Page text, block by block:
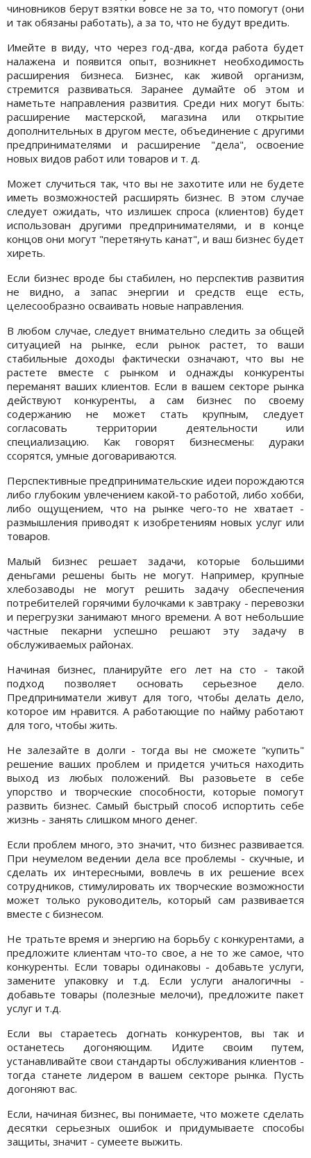
чиновников берут взятки вовсе не за то, что помогут (они
и так обязаны работать), а за то, что не будут вредить.
Имейте в виду, что через год-два, когда работа будет
налажена и появится опыт, возникнет необходимость
расширения бизнеса. Бизнес, как живой организм,
стремится развиваться. Заранее думайте об этом и
наметьте направления развития. Среди них могут быть:
расширение мастерской, магазина или открытие
дополнительных в другом месте, объединение с другими
предпринимателями и расширение "дела", освоение
новых видов работ или товаров и т. д.
Может случиться так, что вы не захотите или не будете
иметь возможностей расширять бизнес. В этом случае
следует ожидать, что излишек спроса (клиентов) будет
использован другими предпринимателями, и в конце
концов они могут "перетянуть канат", и ваш бизнес будет
хиреть.
Если бизнес вроде бы стабилен, но перспектив развития
не видно, а запас энергии и средств еще есть,
целесообразно осваивать новые направления.
В любом случае, следует внимательно следить за общей
ситуацией на рынке, если рынок растет, то ваши
стабильные доходы фактически означают, что вы не
растете вместе с рынком и однажды конкуренты
переманят ваших клиентов. Если в вашем секторе рынка
действуют конкуренты, а сам бизнес по своему
содержанию не может стать крупным, следует
согласовать территории деятельности или
специализацию. Как говорят бизнесмены: дураки
ссорятся, умные договариваются.
Перспективные предпринимательские идеи порождаются
либо глубоким увлечением какой-то работой, либо хобби,
либо ощущением, что на рынке чего-то не хватает -
размышления приводят к изобретениям новых услуг или
товаров.
Малый бизнес решает задачи, которые большими
деньгами решены быть не могут. Например, крупные
хлебозаводы не могут решить задачу обеспечения
потребителей горячими булочками к завтраку - перевозки
и перегрузки занимают много времени. А вот небольшие
частные пекарни успешно решают эту задачу в
обслуживаемых районах.
Начиная бизнес, планируйте его лет на сто - такой
подход позволяет основать серьезное дело.
Предприниматели живут для того, чтобы делать дело,
которое им нравится. А работающие по найму работают
для того, чтобы жить.
Не залезайте в долги - тогда вы не сможете "купить"
решение ваших проблем и придется учиться находить
выход из любых положений. Вы разовьете в себе
упорство и творческие способности, которые помогут
развить бизнес. Самый быстрый способ испортить себе
жизнь - занять слишком много денег.
Если проблем много, это значит, что бизнес развивается.
При неумелом ведении дела все проблемы - скучные, и
сделать их интересными, вовлечь в их решение всех
сотрудников, стимулировать их творческие возможности
может только руководитель, который сам развивается
вместе с бизнесом.
Не тратьте время и энергию на борьбу с конкурентами, а
предложите клиентам что-то свое, а не то же самое, что
конкуренты. Если товары одинаковы - добавьте услуги,
замените упаковку и т.д. Если услуги аналогичны -
добавьте товары (полезные мелочи), предложите пакет
услуг и т.д.
Если вы стараетесь догнать конкурентов, вы так и
останетесь догоняющим. Идите своим путем,
устанавливайте свои стандарты обслуживания клиентов -
тогда станете лидером в вашем секторе рынка. Пусть
догоняют вас.
Если, начиная бизнес, вы понимаете, что можете сделать
десятки серьезных ошибок и придумываете способы
защиты, значит - сумеете выжить.